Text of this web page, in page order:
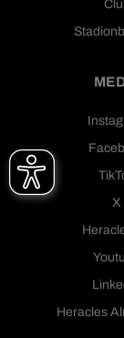
X
Heracles